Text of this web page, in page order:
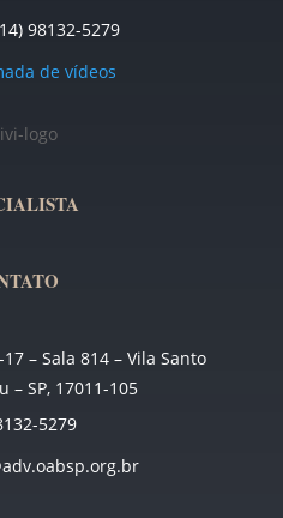
98132-5279
de vídeos
– Sala 814 – Vila Santo
– SP, 17011-105
5279